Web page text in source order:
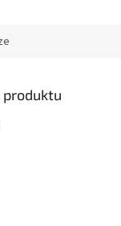
produktu